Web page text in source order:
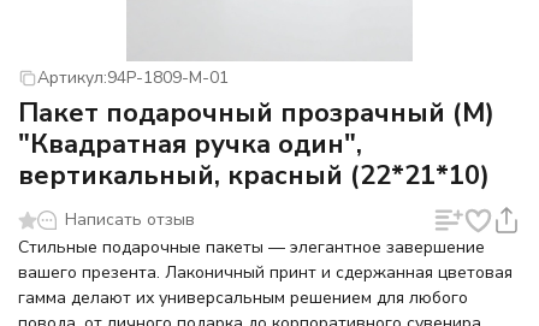
Артикул:94P-1809-M-01
Пакет подарочный прозрачный (M)
"Квадратная ручка один",
вертикальный, красный (22*21*10)
Написать отзыв
Стильные подарочные пакеты — элегантное завершение
вашего презента. Лаконичный принт и сдержанная цветовая
гамма делают их универсальным решением для любого